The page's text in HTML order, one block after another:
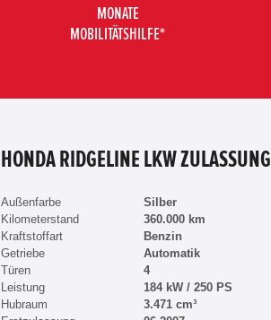
MONATE
MOBILITÄTSHILFE*
HONDA RIDGELINE LKW ZULASSUNG
Außenfarbe
Silber
Kilometerstand
360.000 km
Kraftstoffart
Benzin
Getriebe
Automatik
Türen
4
Leistung
184 kW / 250 PS
Hubraum
3.471 cm³